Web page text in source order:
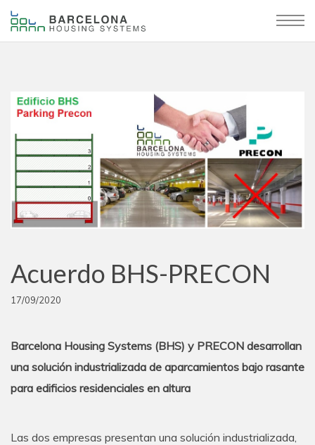
Acuerdo BHS-PRECON
17/09/2020
Barcelona Housing Systems (BHS) y PRECON desarrollan
una solución industrializada de aparcamientos bajo rasante
para edificios residenciales en altura
Las dos empresas presentan una solución industrializada,